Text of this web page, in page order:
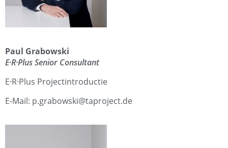
Paul Grabowski
E·R·Plus Senior Consultant
E·R·Plus Projectintroductie
E-Mail: p.grabowski@taproject.de